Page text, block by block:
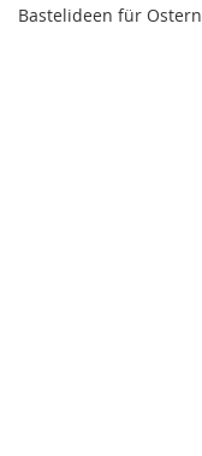
Bastelideen für Ostern